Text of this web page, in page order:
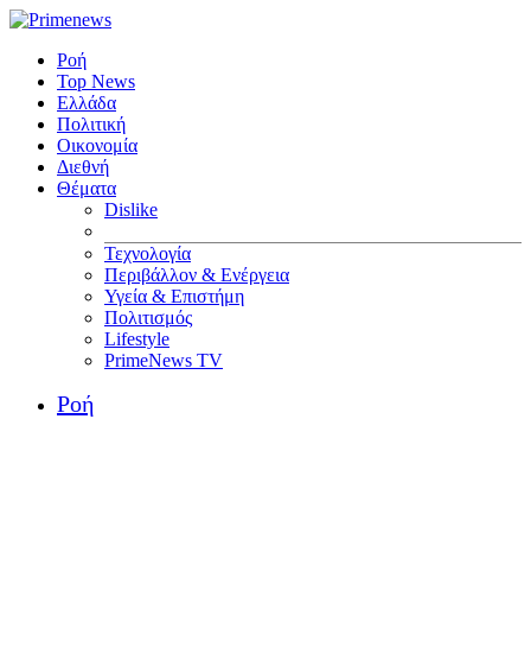
Ροή
Top News
Ελλάδα
Πολιτική
Οικονομία
Διεθνή
Θέματα
Dislike
Τεχνολογία
Περιβάλλον & Ενέργεια
Υγεία & Επιστήμη
Πολιτισμός
Lifestyle
PrimeNews TV
Ροή